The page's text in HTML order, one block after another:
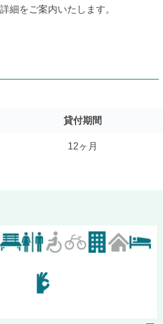
細をご案内いたします。
貸付期間
12ヶ月